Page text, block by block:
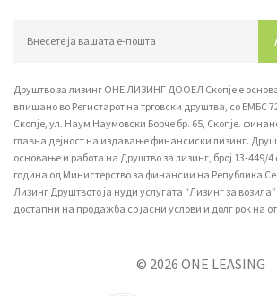
Друштво за лизинг ОНЕ ЛИЗИНГ ДООЕЛ Скопје е
впишано вo Регистарот на трговски друштва, со ЕМБС
Скопје, ул. Наум Наумовски Борче бр. 65, Скопје.
главна дејност на издавање финансиски лизинг.
основање и работа на Друштво за лизинг, број 13-449/4
година од Министерство за финансии на Република
Лизинг Друштвото ја нуди услугата “Лизинг за
достапни на продажба со јасни услови и долг рок на
© 2026 ONE LEASING